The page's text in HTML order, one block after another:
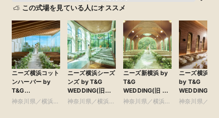
この式場を見ている人にオススメ
ニーズ横浜コット
ンハーバー by
T&G
WEDDING(旧
神奈川県／横浜・
ニーズ横浜シーズ
ンズ by T&G
WEDDING(旧
ザ・シーズンズ)
神奈川県／横浜・
ニーズ新横浜 by
T&G
WEDDING(旧 ア
クアテラス迎賓館
神奈川県／横浜・
ニーズ横浜元
by T&G
WEDDING(旧
手迎賓館 横浜)
神奈川県／み